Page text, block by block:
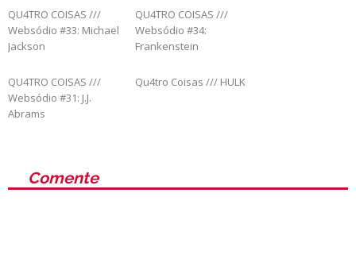
QU4TRO COISAS ///
Websódio #33: Michael
Jackson
QU4TRO COISAS ///
Websódio #34:
Frankenstein
QU4TRO COISAS ///
Websódio #31: J.J.
Abrams
Qu4tro Coisas /// HULK
Comente